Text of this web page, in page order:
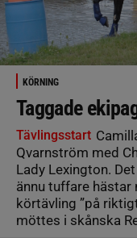
KÖRNING
Taggade
Tävlingsstart
Qvarnström med
Lady Lexington.
ännu tuffare hästar
körtävling ”på
möttes i skånska